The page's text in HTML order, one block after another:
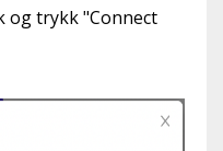
og trykk "Connect